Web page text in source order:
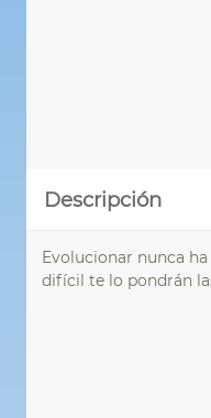
Descripción
Evolucionar nunca
difícil te lo pondrán